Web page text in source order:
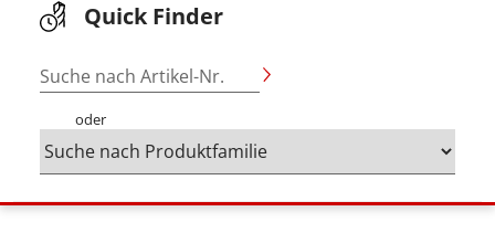
Quick Finder
Suche nach Artikel-Nr.
oder